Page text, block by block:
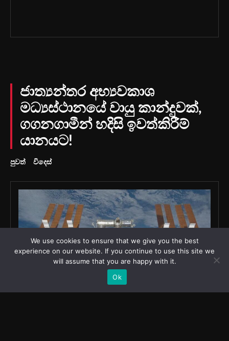
We use cookies to ensure that we give you the best
experience on our website. If you continue to use this site we
will assume that you are happy with it.
Ok